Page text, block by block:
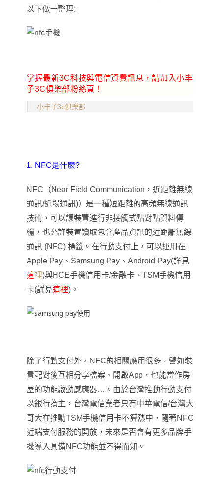
以下做一整理:
掌握最新3C科技與電信資費訊息，請加入小丰
子3C俱樂部粉絲頁！
小丰子3c俱樂部
1. NFC是什麼?
NFC （Near Field Communication ， 近距離無線
通訊/近場通訊)）是一種短距離的高頻無線通訊
技術，可以讓裝置進行非接觸式點對點資料傳
輸，也允許裝置讀取包含產品資訊的近距離無線
通訊 (NFC) 標籤。在行動支付上，可以運用在
Apple Pay、Samsung Pay、Android Pay(詳見
這裡)與HCE手機信用卡/金融卡、TSM手機信用
卡(詳見這裡)。
除了行動支付外 ， NFC的相關應用很多，譬如裝
置配對後互相分享檔案、開啟App，也能當作房
屋的功能啟動感應器…。由於台灣推動行動支付
以銀行為主 ， 台灣電信業者只有中華電信/台灣大
哥大在推動TSM手機信用卡不算熱中 ， 隨著NFC
近端支付服務的開放 ， 未來是否會有更多品牌手
機導入具備NFC功能並不得而知。